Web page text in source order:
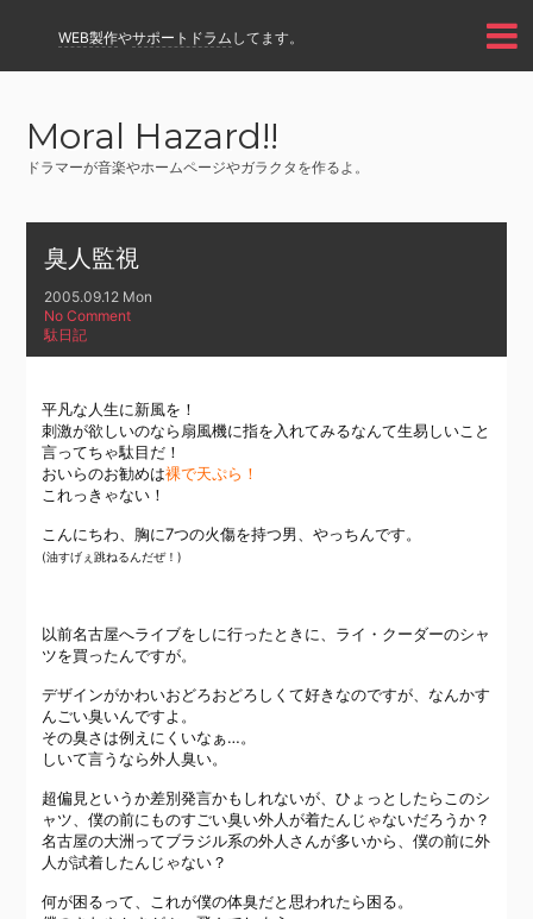
WEB製作やサポートドラム してます。
Moral Hazard!!
ドラマーが音楽やホームページやガラクタを作るよ。
臭人監視
2005.09.12 Mon
No Comment
駄日記
平凡な人生に新風を！
刺激が欲しいのなら扇風機に指を入れてみるなんて生易しいこと
言ってちゃ駄目だ！
おいらのお勧めは裸で天ぷら！
これっきゃない！
こんにちわ、胸に7つの火傷を持つ男、やっちんです。
(油すげぇ跳ねるんだぜ！)
以前名古屋へライブをしに行ったときに、ライ・クーダーのシャ
ツを買ったんですが。
デザインがかわいおどろおどろしくて好きなのですが、なんかす
んごい臭いんですよ。
その臭さは例えにくいなぁ…。
しいて言うなら外人臭い。
超偏見というか差別発言かもしれないが、ひょっとしたらこのシ
ャツ、僕の前にものすごい臭い外人が着たんじゃないだろうか？
名古屋の大洲ってブラジル系の外人さんが多いから、僕の前に外
人が試着したんじゃない？
何が困るって、これが僕の体臭だと思われたら困る。